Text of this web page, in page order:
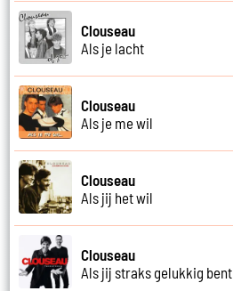
Clouseau
Als je lacht
Clouseau
Als je me wil
Clouseau
Als jij het wil
Clouseau
Als jij straks gelukkig bent